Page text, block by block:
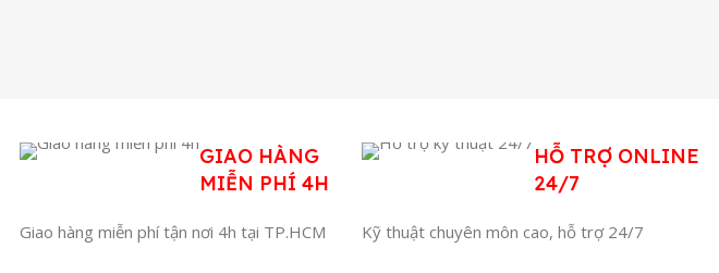
GIAO HÀNG
MIỄN PHÍ 4H
Giao hàng miễn phí tận nơi 4h tại TP.HCM
HỖ TRỢ ONLINE
24/7
Kỹ thuật chuyên môn cao, hỗ trợ 24/7